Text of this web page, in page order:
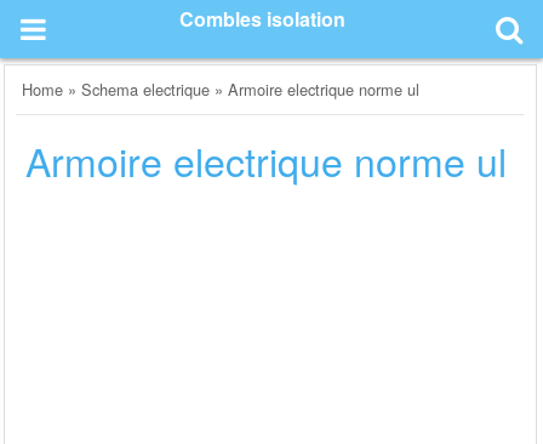
content
Combles isolation
Home »Schema electrique »Armoire electrique norme ul
Armoire electrique norme ul